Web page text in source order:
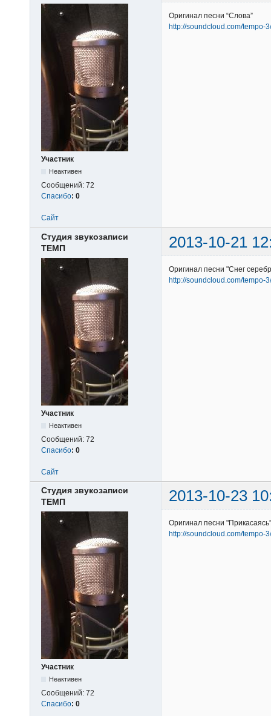
Участник
Неактивен
Сообщений: 72
Спасибо: 0
Оригинал песни “Слова”
http://soundcloud.com/tempo-
Сайт
Студия звукозаписи
ТЕМП
2013-10-21
Участник
Неактивен
Сообщений: 72
Спасибо: 0
Оригинал песни "Снег
http://soundcloud.com/tempo-
Сайт
Студия звукозаписи
ТЕМП
2013-10-23
Участник
Неактивен
Сообщений: 72
Спасибо: 0
Оригинал песни "Прикасаясь”
http://soundcloud.com/tempo-